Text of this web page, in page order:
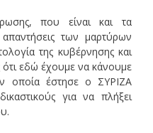
που είναι και τα
απαντήσεις των μαρτύρων
της κυβέρνησης και
ότι εδώ έχουμε να κάνουμε
οποία έστησε ο ΣΥΡΙΖΑ
για να πλήξει